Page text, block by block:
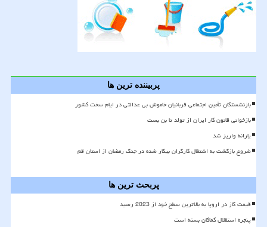
پربیننده ترین ها
بازنشستگان تأمین اجتماعی قربانیان خاموش بی عدالتی در ایام سخت کشور
بازخوانی قانون کار ایران از تولد تا بن بست
یارانه واریز شد
شروع بازگشت به اشتغال کارگران بیکار شده در جنگ رمضان از استان قم
پربحث ترین ها
قیمت گاز در اروپا به بالاترین سطح خود از 2023 رسید
پنجره استقلال کماکان بسته است